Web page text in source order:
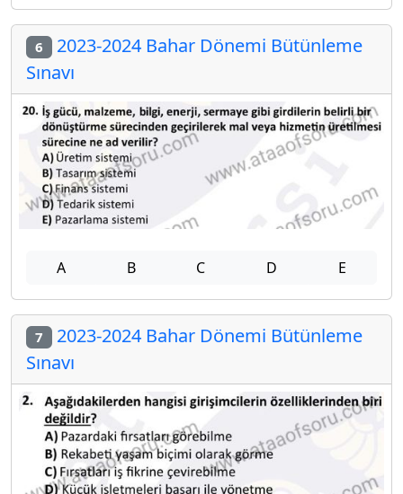
6 2023-2024 Bahar Dönemi Bütünleme
Sınavı
A B C D E
7 2023-2024 Bahar Dönemi Bütünleme
Sınavı